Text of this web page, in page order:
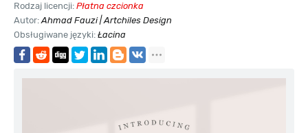
Rodzaj licencji: Płatna czcionka
Autor:Ahmad Fauzi | Artchiles Design
Obsługiwane języki: Łacina